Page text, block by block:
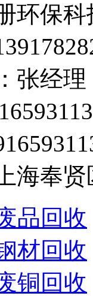
环保
张经理
海奉
品回收
材回收
铜回收